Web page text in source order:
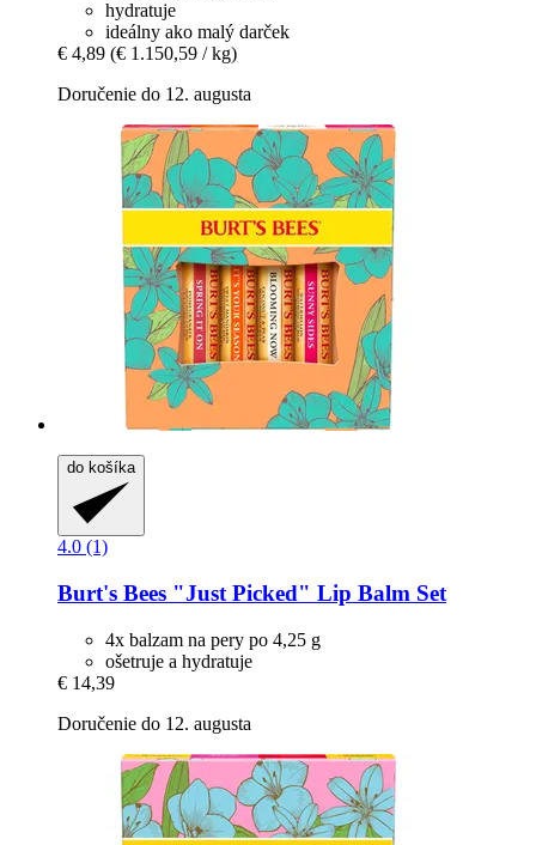
hydratuje
ideálny ako malý darček
€ 4,89 (€ 1.150,59 / kg)
Doručenie do 12. augusta
do košíka
4.0 (1)
Burt's Bees "Just Picked" Lip Balm Set
4x balzam na pery po 4,25 g
ošetruje a hydratuje
€ 14,39
Doručenie do 12. augusta